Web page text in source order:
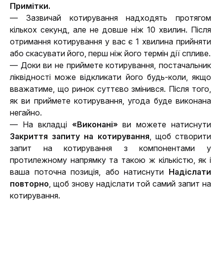
Примітки.
— Зазвичай котирування надходять протягом
кількох секунд, але не довше ніж 10 хвилин. Після
отримання котирування у вас є 1 хвилина прийняти
або скасувати його, перш ніж його термін дії спливе.
— Доки ви не приймете котирування, постачальник
ліквідності може відкликати його будь-коли, якщо
вважатиме, що ринок суттєво змінився. Після того,
як ви приймете котирування, угода буде виконана
негайно.
— На вкладці «Виконані»
Закриття запиту на котирування , щоб створити
запит на котирування з компонентами у
протилежному напрямку та такою ж кількістю, як і
ваша поточна позиція, або натиснути Надіслати
повторно , щоб знову надіслати той самий запит на
котирування.